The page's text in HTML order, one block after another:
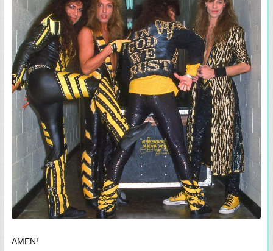
AMEN!